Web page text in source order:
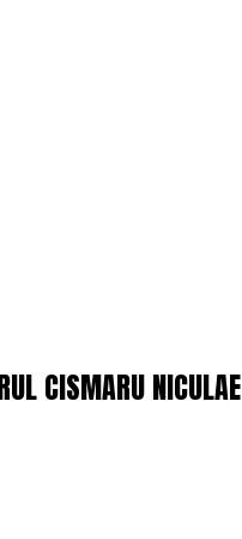
CISMARU NICULAE